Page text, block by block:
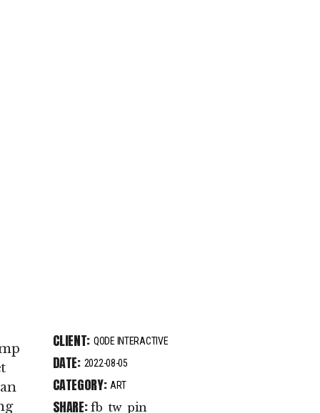
CLIENT: QODE INTERACTIVE
DATE: 2022-08-05
CATEGORY: ART
SHARE: fb tw pin